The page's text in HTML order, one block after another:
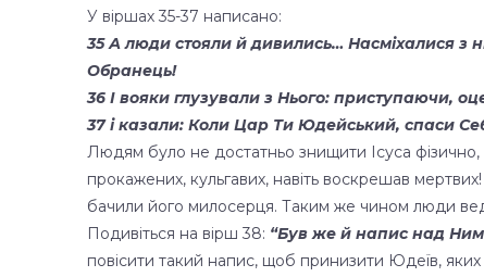
У віршах 35-37 написано:
35 А люди стояли й дивились… Насміхалися з
Обранець!
36 І вояки глузували з Нього: приступаючи,
37 і казали: Коли Цар Ти Юдейський, спаси
Людям було не достатньо знищити Ісуса фізично,
прокажених, кульгавих, навіть воскрешав
бачили його милосерця. Таким же чином люди
Подивіться на вірш 38: “Був же й напис над
повісити такий напис, щоб принизити Юдеїв, яких